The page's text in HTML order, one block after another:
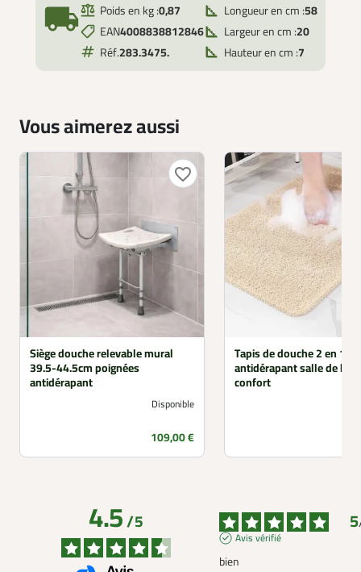
local_shipping Poids en kg :0,87
EAN4008838812846
Réf.283.3475.
Longueur en cm :58
Largeur en cm :20
Hauteur en cm :7
Vous aimerez aussi
favorite_border
Siège douche relevable mural
39.5-44.5cm poignées
antidérapant
Disponible
Prix
109,00 €
Tapis de douche 2 en 1
antidérapant salle de bain
confort
4.5/5 5
Avis vérifié
bien